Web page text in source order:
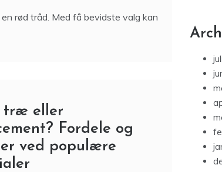
træ eller
Fordele og
ved populære